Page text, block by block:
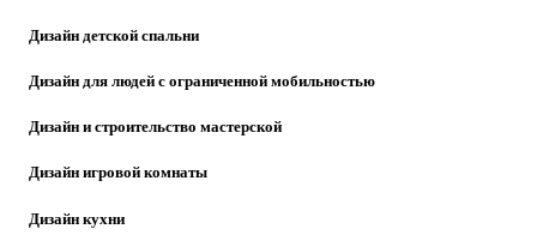
Дизайн детской спальни
Дизайн для людей с ограниченной мобильностью
Дизайн и строительство мастерской
Дизайн игровой комнаты
Дизайн кухни